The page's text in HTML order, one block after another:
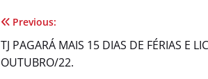
Navegação
de
Previous:
TJ PAGARÁ MAIS 15 DIAS DE FÉRIAS E
OUTUBRO/22.